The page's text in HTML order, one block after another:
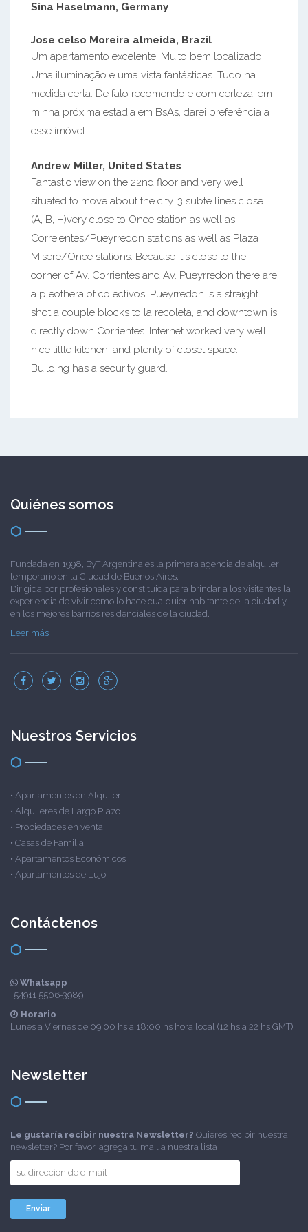
Sina Haselmann, Germany
Jose celso Moreira almeida, Brazil
Um apartamento excelente. Muito bem localizado.
Uma iluminação e uma vista fantásticas. Tudo na
medida certa. De fato recomendo e com certeza, em
minha próxima estadia em BsAs, darei preferência a
esse imóvel.
Andrew Miller, United States
Fantastic view on the 22nd floor and very well
situated to move about the city. 3 subte lines close
(A, B, H)very close to Once station as well as
Correientes/Pueyrredon stations as well as Plaza
Misere/Once stations. Because it's close to the
corner of Av. Corrientes and Av. Pueyrredon there are
a pleothera of colectivos. Pueyrredon is a straight
shot a couple blocks to la recoleta, and downtown is
directly down Corrientes. Internet worked very well,
nice little kitchen, and plenty of closet space.
Building has a security guard.
Quiénes somos
Fundada en 1998, ByT Argentina es la primera agencia de alquiler
temporario en la Ciudad de Buenos Aires.
Dirigida por profesionales y constituida para brindar a los visitantes la
experiencia de vivir como lo hace cualquier habitante de la ciudad y
en los mejores barrios residenciales de la ciudad.
Leer más
Nuestros Servicios
• Apartamentos en Alquiler
• Alquileres de Largo Plazo
• Propiedades en venta
• Casas de Familia
• Apartamentos Económicos
• Apartamentos de Lujo
Contáctenos
Whatsapp
+54911 5506-3989
Horario
Lunes a Viernes de 09:00 hs a 18:00 hs hora local (12 hs a 22 hs GMT)
Newsletter
Le gustaría recibir nuestra Newsletter? Quieres recibir nuestra
newsletter? Por favor, agrega tu mail a nuestra lista